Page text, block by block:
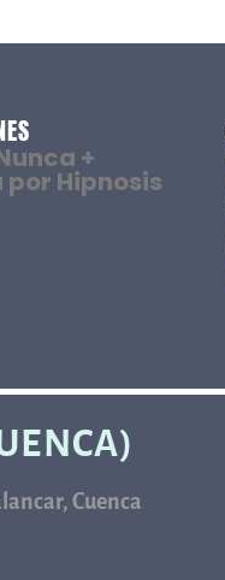
+
Hipnosis
Cuenca